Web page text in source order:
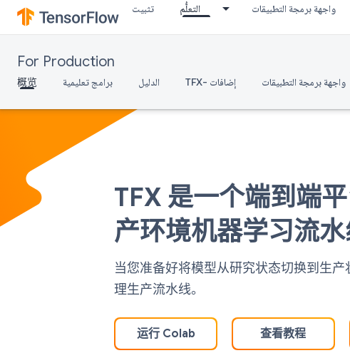
تثبيت التعلُّم واجهة برمجة التطبيقات
For Production
概览 برامج تعليمية الدليل TFX- إضافات واجهة برمجة التطبيقات
TFX 是一个端到端
产环境机器学习流
当您准备好将模型从研究状态切换到生
理生产流水线。
运行 Colab 查看教程